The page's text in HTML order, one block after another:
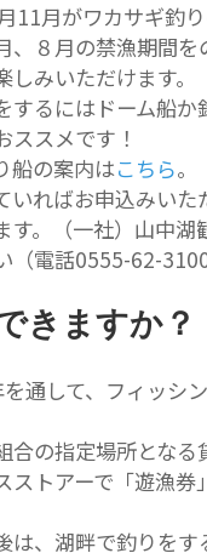
11月がワカサギ釣
、８月の禁漁期間を
みいただけます。
するにはドーム船か
ススメです！
船の案内はこちら。
いればお申込みいた
す。（一社）山中湖
（電話0555-62-3100
きますか？
通して、フィッシ
合の指定場所となる
ストアーで「遊漁券
は、湖畔で釣りをす